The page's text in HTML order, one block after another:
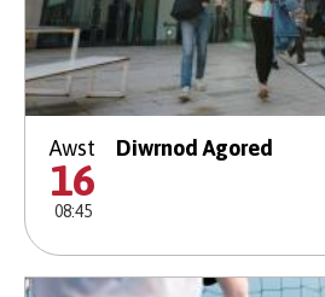
Awst
16
08:45
Diwrnod Agored